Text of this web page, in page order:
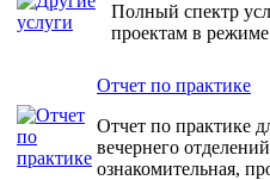
Полный спектр
проектам в
Отчет по практике
Отчет по практике
вечернего
ознакомительная,